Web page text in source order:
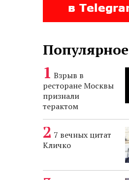
Популярное
Взрыв в
ресторане Москвы
признали
терактом
7 вечных цитат
Кличко